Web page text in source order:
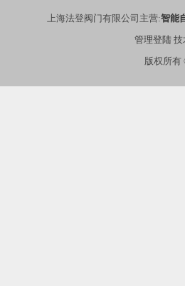
上海法登阀门有限公司主营:智能
管理登陆技
版权所